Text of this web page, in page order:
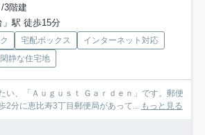
3階建
駅 徒歩15分
宅配ボックス
インターネット対応
閑静な住宅地
い、「Ａｕｇｕｓｔ Ｇａｒｄｅｎ」です。郵便
2分に恵比寿3丁目郵便局があって...
もっと見る